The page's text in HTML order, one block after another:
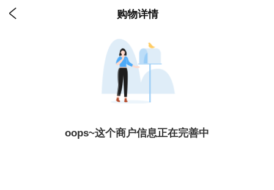
 购物详情
oops~这个商户信息正在完善中